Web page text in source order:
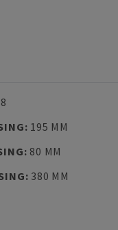
8
: 195 MM
: 80 MM
: 380 MM